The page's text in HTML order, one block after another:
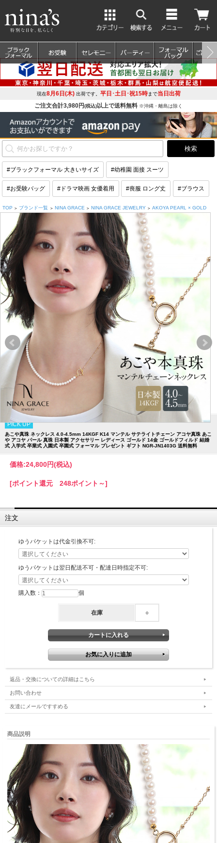
現在8月6日(木)出荷です。 平日･土日･祝15時まで当日出荷
ご注文合計3,980円(税込)以上で送料無料 ※沖縄・離島は除く
#ブラックフォーマル 大きいサイズ #幼稚園 面接 スーツ
#お受験バッグ #ドラマ映画 女優着用 #喪服 ロング丈 #ブラウス
TOP > ブランド一覧 > NINA GRACE > NINA GRACE JEWELRY > AKOYA PEARL × GOLD
PICK UP
あこや真珠 ネックレス 4.0-4.5mm 14KGF K14 マンテル サテライトチェーン アコヤ真珠 あこ
や アコヤ パール 真珠 日本製 アクセサリー レディース ゴールド 14金 ゴールドフィルド 結婚
式 入学式 卒業式 入園式 卒園式 フォーマル プレゼント ギフト NGR-JN1403G 送料無料
価格:24,800円(税込)
[ポイント還元 248ポイント～]
注文
ゆうパケットは代金引換不可:
ゆうパケットは翌日配送不可・配達日時指定不可:
購入数： 個
在庫 ○
返品・交換についての詳細はこちら
お問い合わせ
友達にメールですすめる
商品説明